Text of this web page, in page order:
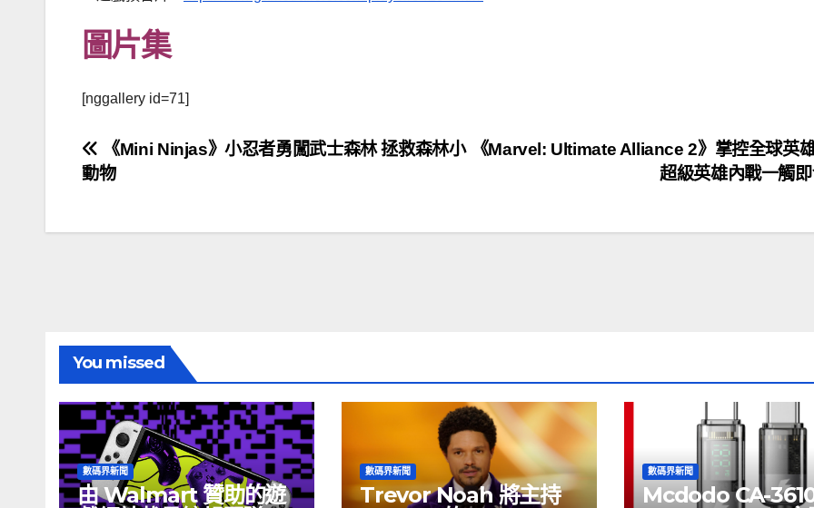
圖片集
[nggallery id=71]
文
章
導
《Marvel: Ultimate Alliance 2》掌控全球英
超級英雄內戰一觸
《Mini Ninjas》小忍者勇闖武士森林 拯救森林小
動物
You missed
數碼界新聞
由 Walmart 贊助的遊
數碼界新聞
Trevor Noah 將主持
數碼界新聞
Mcdodo CA-